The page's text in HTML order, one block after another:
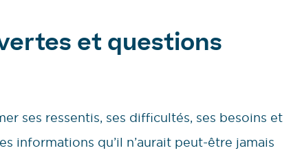
et questions
ses ressentis, ses difficultés, ses besoins et
informations qu’il n’aurait peut-être jamais